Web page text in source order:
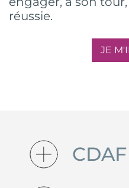
réussie.
JE